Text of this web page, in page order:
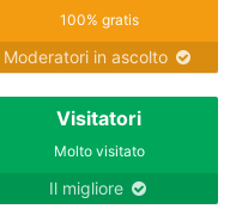
100% gratis
Moderatori in ascolto
Visitatori
Molto visitato
Il migliore